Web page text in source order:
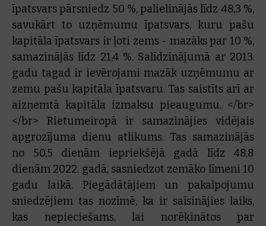
īpatsvars pārsniedz 50 %, palielinājās līdz 48,3 %,
savukārt to uzņēmumu īpatsvars, kuru pašu
kapitāla īpatsvars ir ļoti zems - mazāks par 10 %,
samazinājās līdz 21,4 %. Salīdzinājumā ar 2013.
gadu tagad ir ievērojami mazāk uzņēmumu ar
zemu pašu kapitāla īpatsvaru. Tas saistīts arī ar
aizņemtā kapitāla izmaksu pieaugumu. </br>
</br> Rietumeiropā ir samazinājies vidējais
apgrozījuma dienu atlikums. Tas samazinājās
no 50,5 dienām iepriekšējā gadā līdz 48,8
dienām 2022. gadā, sasniedzot zemāko līmeni 10
gadu laikā. Piegādātājiem un pakalpojumu
sniedzējiem tas nozīmē, ka ir saīsinājies laiks,
kas nepieciešams, lai norēķinātos par